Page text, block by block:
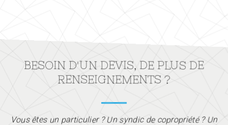
BESOIN D'UN DEVIS, DE PLUS DE
RENSEIGNEMENTS ?
Vous êtes un particulier ? Un syndic de copropriété ? Un